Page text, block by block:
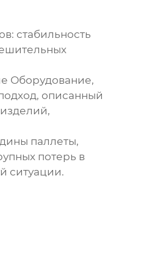
стабильность
Оборудование,
описанный
паллеты,
потерь в
ситуации.